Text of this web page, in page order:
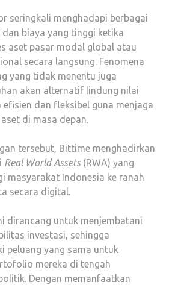
seringkali menghadapi berbagai
biaya yang tinggi ketika
aset pasar modal global atau
secara langsung. Fenomena
yang tidak menentu juga
akan alternatif lindung nilai
efisien dan fleksibel guna menjaga
di masa depan.
tersebut, Bittime menghadirkan
Real World Assets(RWA) yang
masyarakat Indonesia ke ranah
secara digital.
dirancang untuk menjembatani
investasi, sehingga
peluang yang sama untuk
mereka di tengah
Dengan memanfaatkan